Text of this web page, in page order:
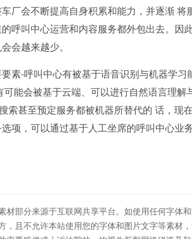
厂会不断提高自身积累和能力，并逐渐
呼叫中心运营和内容服务都外包出去。因
会越来越少。
-呼叫中心有被基于语音识别与机器学习
能会被基于云端、可以进行自然语言理解
索甚至预定服务都被机器所替代的 话，现
项，可以通过基于人工坐席的呼叫中心业
材部分来源于互联网共享平台。如使用任何字体
，且不允许本站使用您的字体和图片文字等素材